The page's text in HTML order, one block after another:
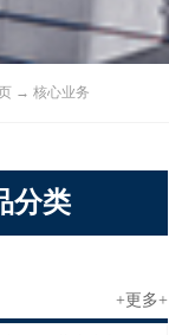
→ 核心业务
分类
+更多+